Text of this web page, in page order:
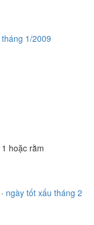
tháng 1/2009
hoặc rằm
· ngày tốt xấu tháng 2